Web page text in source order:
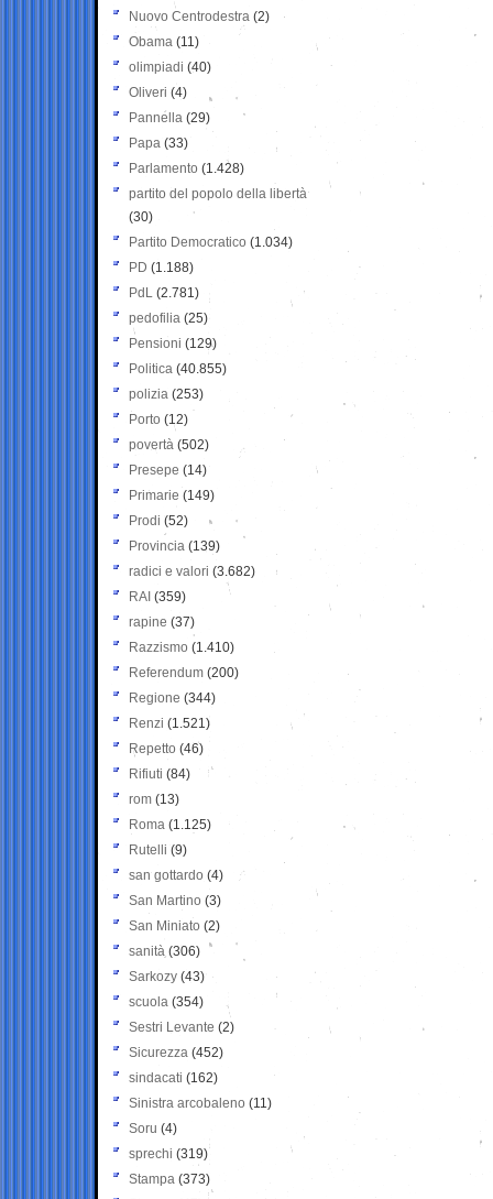
Nuovo Centrodestra (2)
Obama (11)
olimpiadi (40)
Oliveri (4)
Pannella (29)
Papa (33)
Parlamento (1.428)
partito del popolo della libertà
(30)
Partito Democratico (1.034)
PD (1.188)
PdL (2.781)
pedofilia (25)
Pensioni (129)
Politica (40.855)
polizia (253)
Porto (12)
povertà (502)
Presepe (14)
Primarie (149)
Prodi (52)
Provincia (139)
radici e valori (3.682)
RAI (359)
rapine (37)
Razzismo (1.410)
Referendum (200)
Regione (344)
Renzi (1.521)
Repetto (46)
Rifiuti (84)
rom (13)
Roma (1.125)
Rutelli (9)
san gottardo (4)
San Martino (3)
San Miniato (2)
sanità (306)
Sarkozy (43)
scuola (354)
Sestri Levante (2)
Sicurezza (452)
sindacati (162)
Sinistra arcobaleno (11)
Soru (4)
sprechi (319)
Stampa (373)